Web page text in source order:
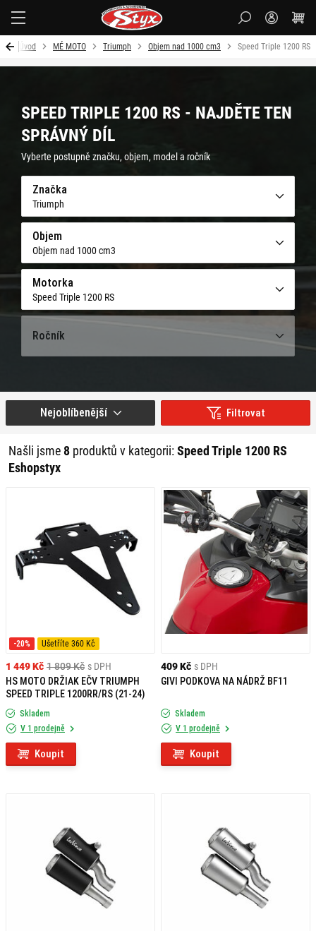
Úvod MÉ MOTO Triumph Objem nad 1000 cm3 Speed Triple 1200 RS
SPEED TRIPLE 1200 RS - NAJDĚTE TEN
SPRÁVNÝ DÍL
Vyberte postupně značku, objem, model a ročník
Značka
Triumph
Objem
Objem nad 1000 cm3
Motorka
Speed Triple 1200 RS
Ročník
Filtrovat
Našli jsme 8 produktů v kategorii:Speed Triple 1200 RS
Eshopstyx
Nejoblíbenější
-20% Ušetříte 360 Kč
1 809 Kč
1 449 Kč
s DPH
HS MOTO DRŽIAK EČV TRIUMPH
SPEED TRIPLE 1200RR/RS (21-24)
Skladem
V 1 prodejně
Koupit
409 Kč s DPH
GIVI PODKOVA NA NÁDRŽ BF11
Skladem
V 1 prodejně
Koupit